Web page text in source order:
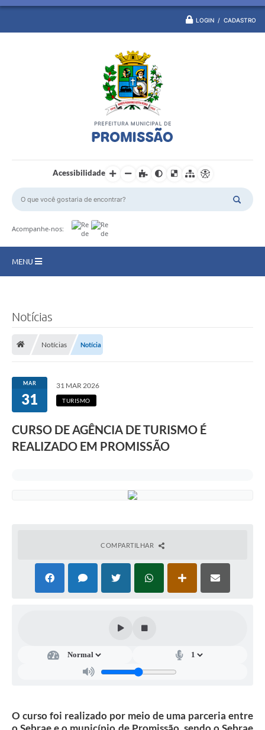
LOGIN / CADASTRO
Acessibilidade
Acompanhe-nos:
MENU
Turismo
Ouvidoria
Balcão de Empregos
Editais
Internet Gratuita
Lançadoria
Agenda
Notícias
Notícias Notícia
MAR
31
31 MAR 2026
TURISMO
CURSO DE AGÊNCIA DE TURISMO É
REALIZADO EM PROMISSÃO
COMPARTILHAR
O curso foi realizado por meio de uma parceria entre